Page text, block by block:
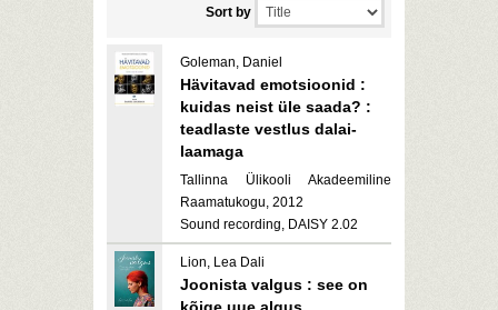
Sort by
Goleman, Daniel
Hävitavad emotsioonid :
kuidas neist üle saada? :
teadlaste vestlus dalai-
laamaga
Tallinna Ülikooli Akadeemiline
Raamatukogu, 2012
Sound recording, DAISY 2.02
Lion, Lea Dali
Joonista valgus : see on